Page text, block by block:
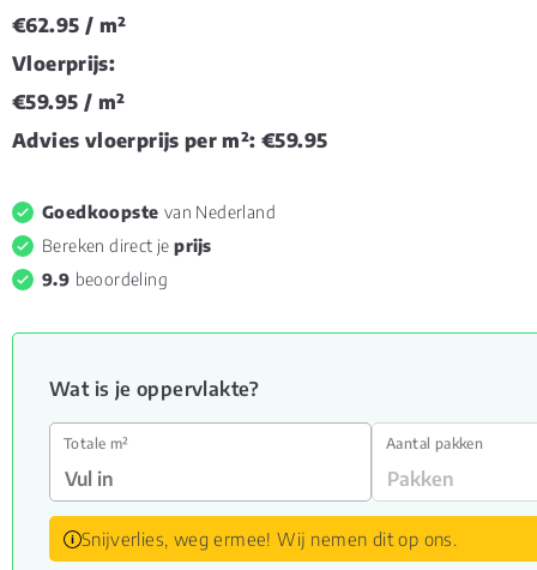
€62.95 / m²
Vloerprijs:
€59.95 / m²
Advies vloerprijs per m²: €59.95
Goedkoopste van Nederland
Bereken direct jeprijs
9.9 beoordeling
Wat is je oppervlakte?
Totale m² Aantal pakken
Snijverlies, weg ermee! Wij nemen dit op ons.